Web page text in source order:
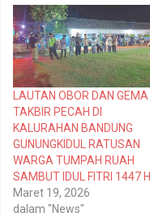
m
b
u
k
a
d
i
j
e
n
d
e
l
a
y
a
n
g
b
a
M
e
m
b
u
k
d
i
j
e
n
d
e
l
a
y
a
n
g
LAUTAN OBOR DAN GEMA
TAKBIR PECAH DI
KALURAHAN BANDUNG
GUNUNGKIDUL RATUSAN
WARGA TUMPAH RUAH
SAMBUT IDUL FITRI 1447 H
Maret 19, 2026
dalam "News"